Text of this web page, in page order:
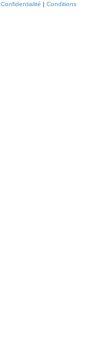
Confidentialité | Conditions